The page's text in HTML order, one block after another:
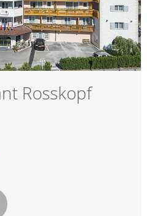
Rosskopf